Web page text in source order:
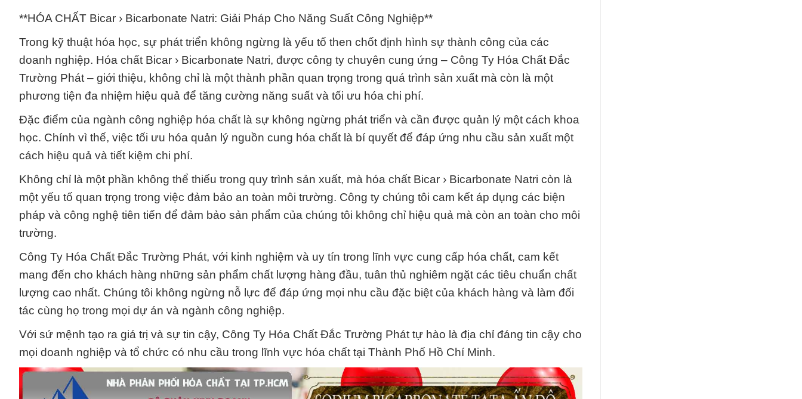
**HÓA CHẤT Bicar › Bicarbonate Natri: Giải Pháp Cho Năng Suất Công Nghiệp**
Trong kỹ thuật hóa học, sự phát triển không ngừng là yếu tố then chốt định hình sự thành công của các
doanh nghiệp. Hóa chất Bicar › Bicarbonate Natri, được công ty chuyên cung ứng – Công Ty Hóa Chất Đắc
Trường Phát – giới thiệu, không chỉ là một thành phần quan trọng trong quá trình sản xuất mà còn là một
phương tiện đa nhiệm hiệu quả để tăng cường năng suất và tối ưu hóa chi phí.
Đặc điểm của ngành công nghiệp hóa chất là sự không ngừng phát triển và cần được quản lý một cách khoa
học. Chính vì thế, việc tối ưu hóa quản lý nguồn cung hóa chất là bí quyết để đáp ứng nhu cầu sản xuất một
cách hiệu quả và tiết kiệm chi phí.
Không chỉ là một phần không thể thiếu trong quy trình sản xuất, mà hóa chất Bicar › Bicarbonate Natri còn là
một yếu tố quan trọng trong việc đảm bảo an toàn môi trường. Công ty chúng tôi cam kết áp dụng các biện
pháp và công nghệ tiên tiến để đảm bảo sản phẩm của chúng tôi không chỉ hiệu quả mà còn an toàn cho môi
trường.
Công Ty Hóa Chất Đắc Trường Phát, với kinh nghiệm và uy tín trong lĩnh vực cung cấp hóa chất, cam kết
mang đến cho khách hàng những sản phẩm chất lượng hàng đầu, tuân thủ nghiêm ngặt các tiêu chuẩn chất
lượng cao nhất. Chúng tôi không ngừng nỗ lực để đáp ứng mọi nhu cầu đặc biệt của khách hàng và làm đối
tác cùng họ trong mọi dự án và ngành công nghiệp.
Với sứ mệnh tạo ra giá trị và sự tin cậy, Công Ty Hóa Chất Đắc Trường Phát tự hào là địa chỉ đáng tin cậy cho
mọi doanh nghiệp và tổ chức có nhu cầu trong lĩnh vực hóa chất tại Thành Phố Hồ Chí Minh.